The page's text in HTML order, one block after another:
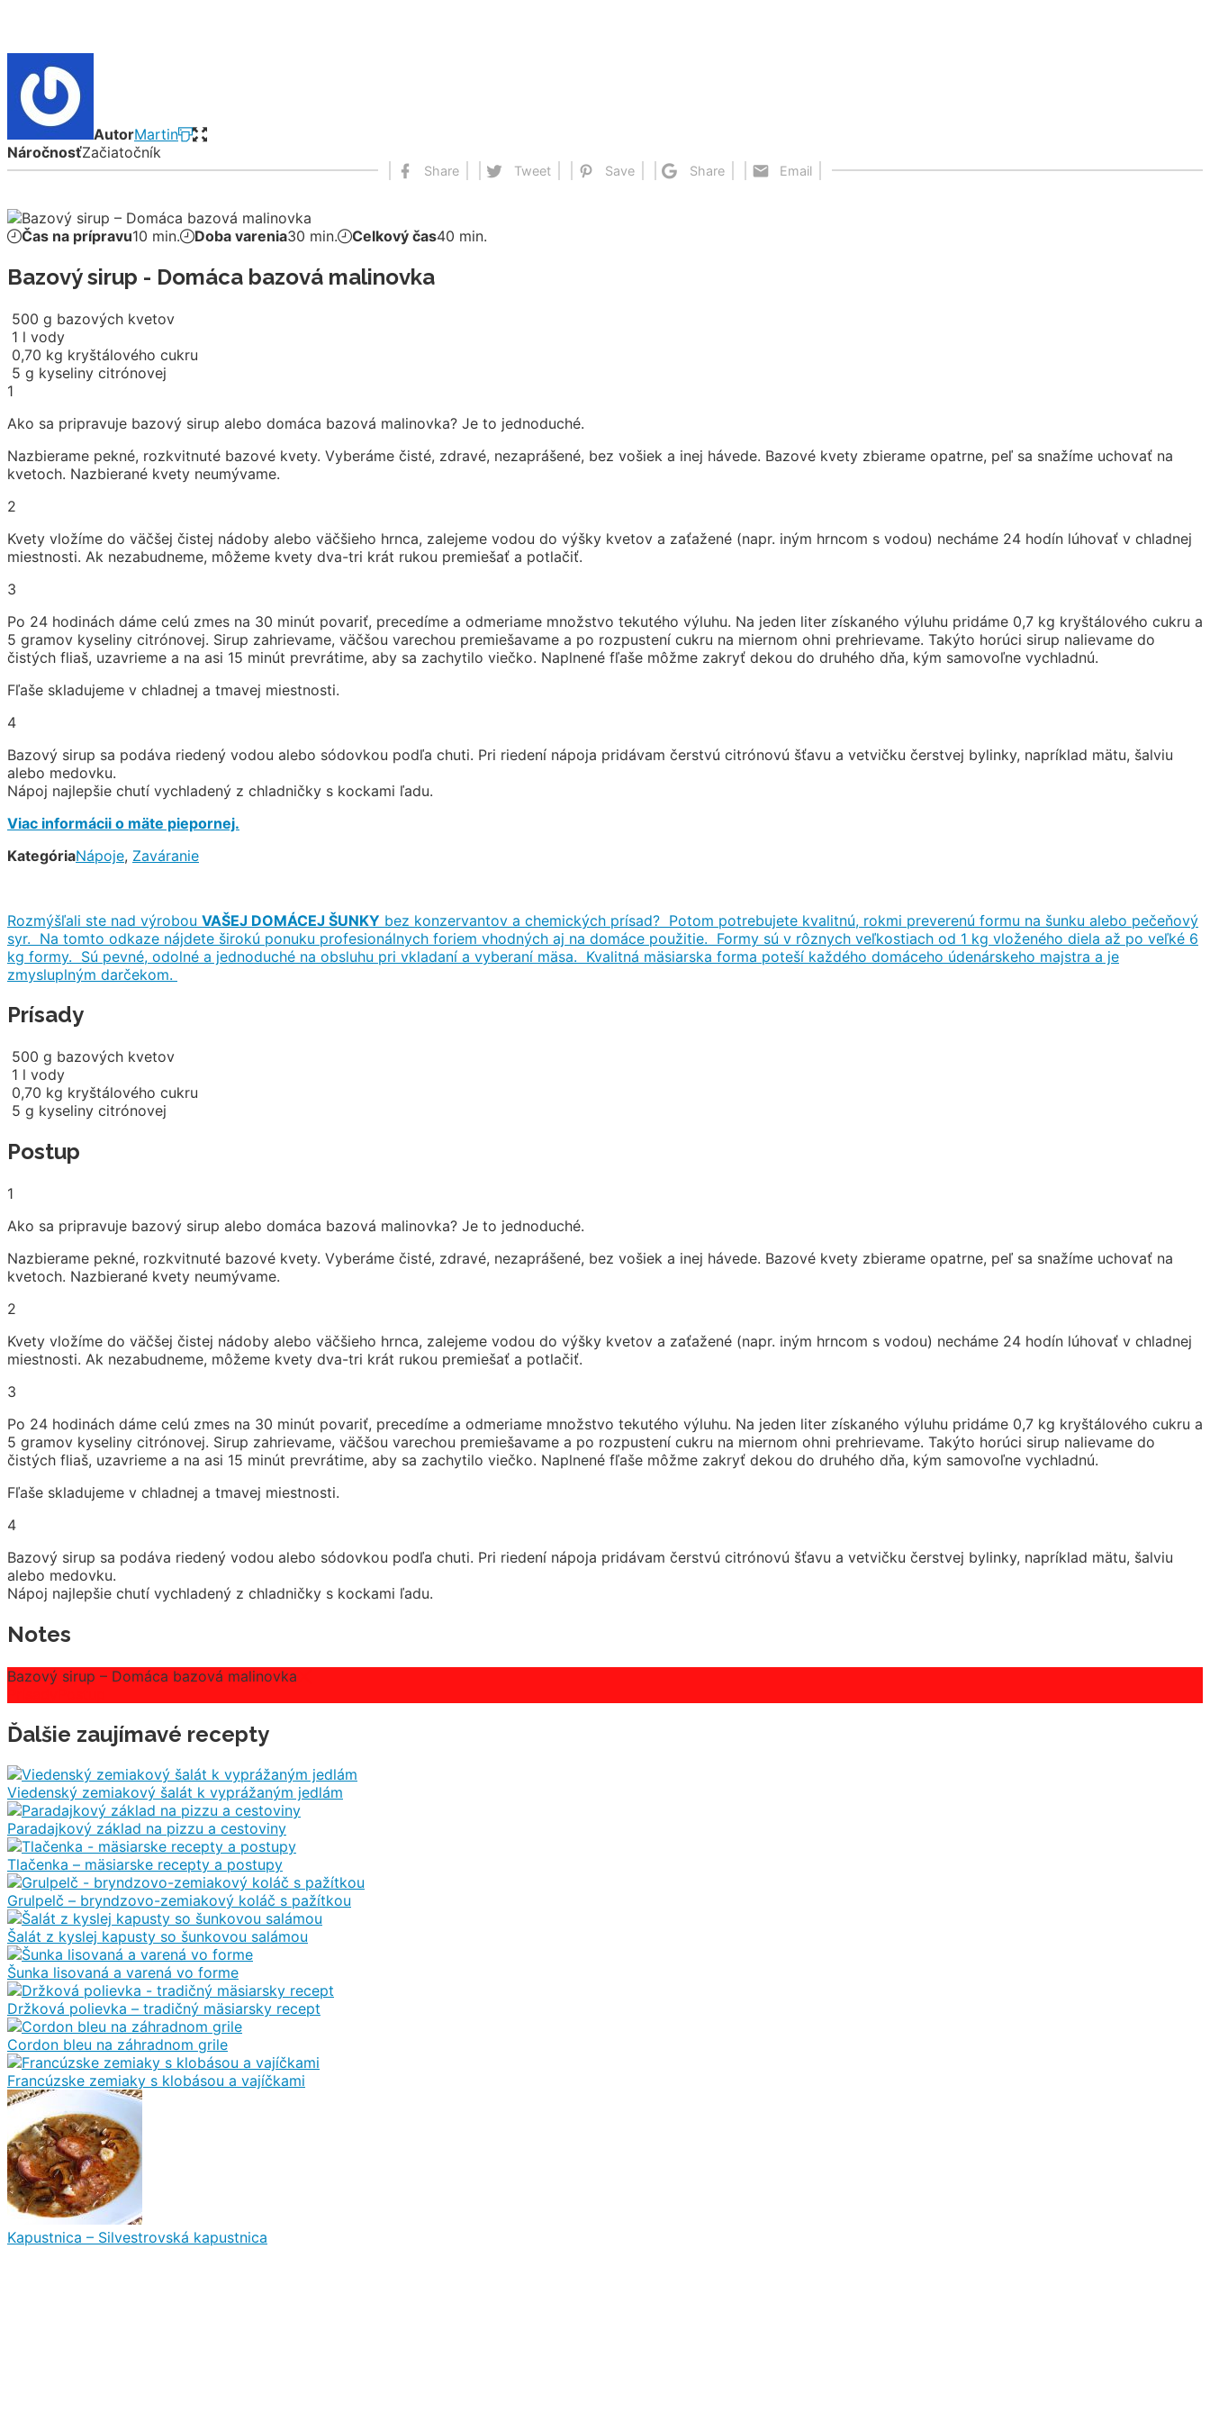
AutorMartin
NáročnosťZačiatočník
Share Tweet Save Share Email
Čas na prípravu10 min. Doba varenia30 min. Celkový čas40 min.
Bazový sirup - Domáca bazová malinovka
500 g bazových kvetov
1 l vody
0,70 kg kryštálového cukru
5 g kyseliny citrónovej
1
Ako sa pripravuje bazový sirup alebo domáca bazová malinovka? Je to jednoduché.
Nazbierame pekné, rozkvitnuté bazové kvety. Vyberáme čisté, zdravé, nezaprášené, bez vošiek a inej hávede. Bazové kvety zbierame opatrne, peľ sa snažíme uchovať na
kvetoch. Nazbierané kvety neumývame.
2
Kvety vložíme do väčšej čistej nádoby alebo väčšieho hrnca, zalejeme vodou do výšky kvetov a zaťažené (napr. iným hrncom s vodou) necháme 24 hodín lúhovať v chladnej
miestnosti. Ak nezabudneme, môžeme kvety dva-tri krát rukou premiešať a potlačiť.
3
Po 24 hodinách dáme celú zmes na 30 minút povariť, precedíme a odmeriame množstvo tekutého výluhu. Na jeden liter získaného výluhu pridáme 0,7 kg kryštálového cukru a
5 gramov kyseliny citrónovej. Sirup zahrievame, väčšou varechou premiešavame a po rozpustení cukru na miernom ohni prehrievame. Takýto horúci sirup nalievame do
čistých fliaš, uzavrieme a na asi 15 minút prevrátime, aby sa zachytilo viečko. Naplnené fľaše môžme zakryť dekou do druhého dňa, kým samovoľne vychladnú.
Fľaše skladujeme v chladnej a tmavej miestnosti.
4
Bazový sirup sa podáva riedený vodou alebo sódovkou podľa chuti. Pri riedení nápoja pridávam čerstvú citrónovú šťavu a vetvičku čerstvej bylinky, napríklad mätu, šalviu
alebo medovku.
Nápoj najlepšie chutí vychladený z chladničky s kockami ľadu.
Viac informácii o mäte piepornej.
KategóriaNápoje, Zaváranie
Rozmýšľali ste nad výrobou VAŠEJ DOMÁCEJ ŠUNKY bez konzervantov a chemických prísad? Potom potrebujete kvalitnú, rokmi preverenú formu na šunku alebo pečeňový
syr. Na tomto odkaze nájdete širokú ponuku profesionálnych foriem vhodných aj na domáce použitie. Formy sú v rôznych veľkostiach od 1 kg vloženého diela až po veľké 6
kg formy. Sú pevné, odolné a jednoduché na obsluhu pri vkladaní a vyberaní mäsa. Kvalitná mäsiarska forma poteší každého domáceho údenárskeho majstra a je
zmysluplným darčekom.
Prísady
500 g bazových kvetov
1 l vody
0,70 kg kryštálového cukru
5 g kyseliny citrónovej
Postup
1
Ako sa pripravuje bazový sirup alebo domáca bazová malinovka? Je to jednoduché.
Nazbierame pekné, rozkvitnuté bazové kvety. Vyberáme čisté, zdravé, nezaprášené, bez vošiek a inej hávede. Bazové kvety zbierame opatrne, peľ sa snažíme uchovať na
kvetoch. Nazbierané kvety neumývame.
2
Kvety vložíme do väčšej čistej nádoby alebo väčšieho hrnca, zalejeme vodou do výšky kvetov a zaťažené (napr. iným hrncom s vodou) necháme 24 hodín lúhovať v chladnej
miestnosti. Ak nezabudneme, môžeme kvety dva-tri krát rukou premiešať a potlačiť.
3
Po 24 hodinách dáme celú zmes na 30 minút povariť, precedíme a odmeriame množstvo tekutého výluhu. Na jeden liter získaného výluhu pridáme 0,7 kg kryštálového cukru a
5 gramov kyseliny citrónovej. Sirup zahrievame, väčšou varechou premiešavame a po rozpustení cukru na miernom ohni prehrievame. Takýto horúci sirup nalievame do
čistých fliaš, uzavrieme a na asi 15 minút prevrátime, aby sa zachytilo viečko. Naplnené fľaše môžme zakryť dekou do druhého dňa, kým samovoľne vychladnú.
Fľaše skladujeme v chladnej a tmavej miestnosti.
4
Bazový sirup sa podáva riedený vodou alebo sódovkou podľa chuti. Pri riedení nápoja pridávam čerstvú citrónovú šťavu a vetvičku čerstvej bylinky, napríklad mätu, šalviu
alebo medovku.
Nápoj najlepšie chutí vychladený z chladničky s kockami ľadu.
Notes
Bazový sirup – Domáca bazová malinovka
Ďalšie zaujímavé recepty
Viedenský zemiakový šalát k vyprážaným jedlám
Paradajkový základ na pizzu a cestoviny
Tlačenka – mäsiarske recepty a postupy
Grulpelč – bryndzovo-zemiakový koláč s pažítkou
Šalát z kyslej kapusty so šunkovou salámou
Šunka lisovaná a varená vo forme
Držková polievka – tradičný mäsiarsky recept
Cordon bleu na záhradnom grile
Francúzske zemiaky s klobásou a vajíčkami
Kapustnica – Silvestrovská kapustnica